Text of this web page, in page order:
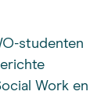
studenten
Work en